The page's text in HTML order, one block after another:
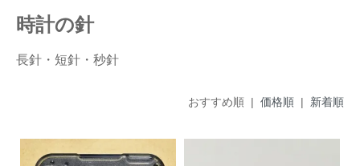
時計の針
長針・短針・秒針
おすすめ順 | 価格順 | 新着順